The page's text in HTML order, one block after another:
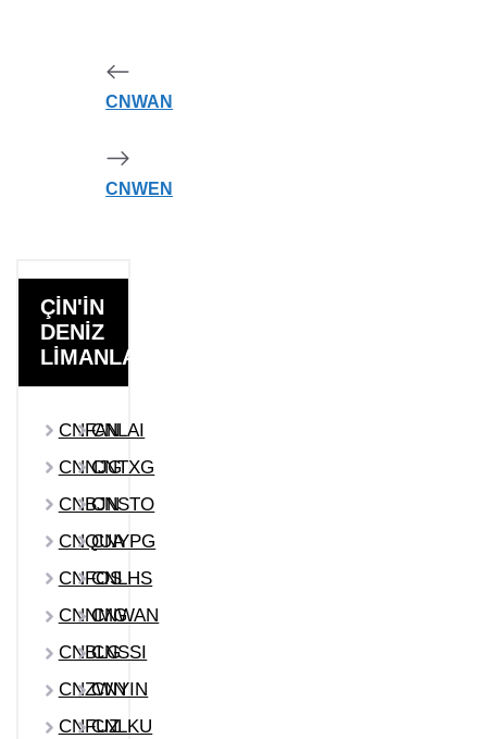
CNWAN
CNWEN
ÇİN'İN
DENİZ
LİMANLARI
CNFANCNLAI
CNNJGCNTXG
CNBJNCNSTO
CNQUACNYPG
CNFOSCNLHS
CNNMG
CNWAN
CNBLG
CNSSI
CNZWN
CNYIN
CNFUZCNLKU